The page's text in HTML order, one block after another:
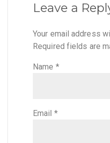
Leave a
Your email address
Required fields are
Name *
Email *